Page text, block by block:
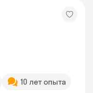
10 лет опыта